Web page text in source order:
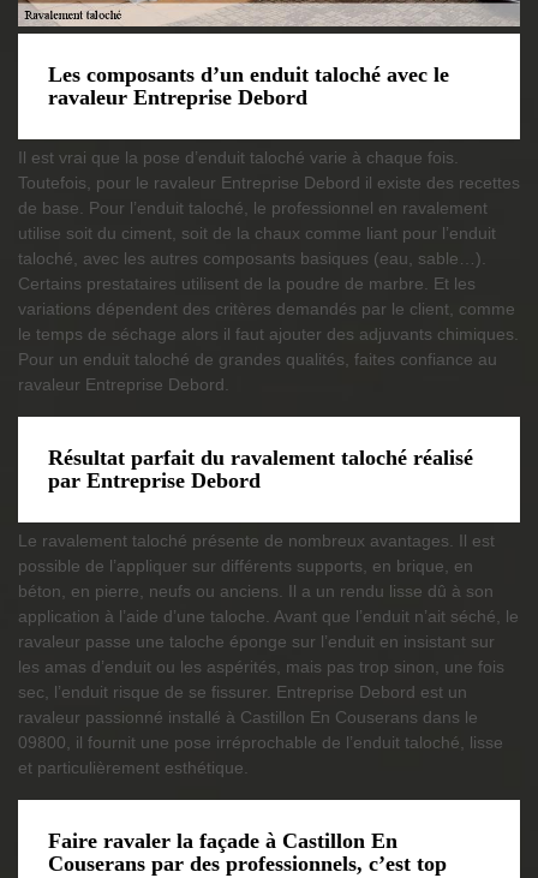
Les composants d’un enduit taloché avec le
ravaleur Entreprise Debord
Il est vrai que la pose d’enduit taloché varie à chaque fois.
Toutefois, pour le ravaleur Entreprise Debord il existe des recettes
de base. Pour l’enduit taloché, le professionnel en ravalement
utilise soit du ciment, soit de la chaux comme liant pour l’enduit
taloché, avec les autres composants basiques (eau, sable…).
Certains prestataires utilisent de la poudre de marbre. Et les
variations dépendent des critères demandés par le client, comme
le temps de séchage alors il faut ajouter des adjuvants chimiques.
Pour un enduit taloché de grandes qualités, faites confiance au
ravaleur Entreprise Debord.
Résultat parfait du ravalement taloché réalisé
par Entreprise Debord
Le ravalement taloché présente de nombreux avantages. Il est
possible de l’appliquer sur différents supports, en brique, en
béton, en pierre, neufs ou anciens. Il a un rendu lisse dû à son
application à l’aide d’une taloche. Avant que l’enduit n’ait séché, le
ravaleur passe une taloche éponge sur l’enduit en insistant sur
les amas d’enduit ou les aspérités, mais pas trop sinon, une fois
sec, l’enduit risque de se fissurer. Entreprise Debord est un
ravaleur passionné installé à Castillon En Couserans dans le
09800, il fournit une pose irréprochable de l’enduit taloché, lisse
et particulièrement esthétique.
Faire ravaler la façade à Castillon En
Couserans par des professionnels, c’est top